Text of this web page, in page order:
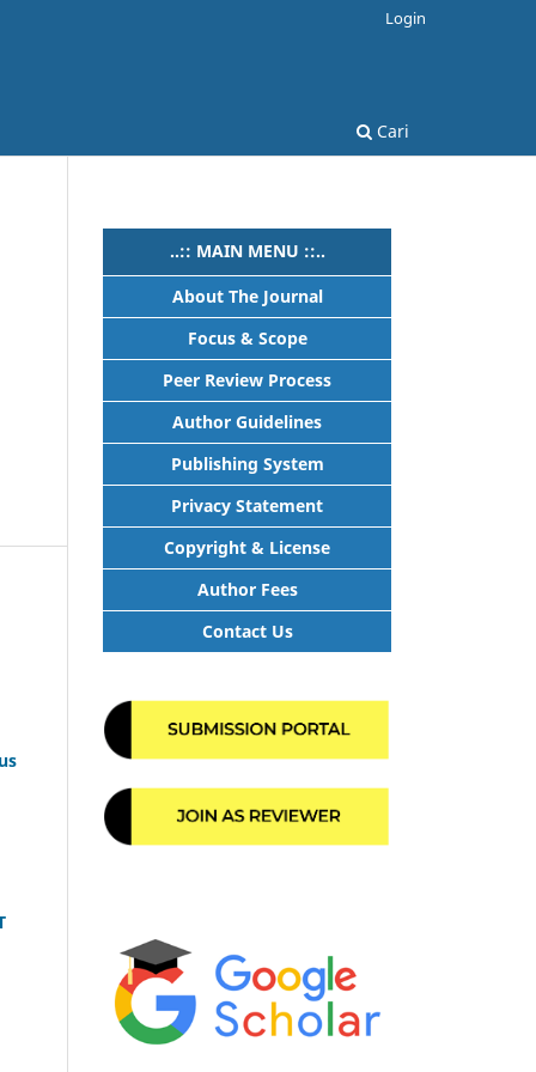
Cari
Login
..:: MAIN MENU ::..
About The Journal
Focus & Scope
Peer Review Process
Author Guidelines
Publishing System
Privacy Statement
Copyright & License
Author Fees
Contact Us